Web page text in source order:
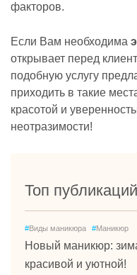
факторов.
Если Вам необходима
открывает перед
подобную услугу
приходить в такие
красотой и
неотразимости!
Топ публикаций
#Виды маникюра #Маникюр
Новый маникюр:
красивой и уютной!